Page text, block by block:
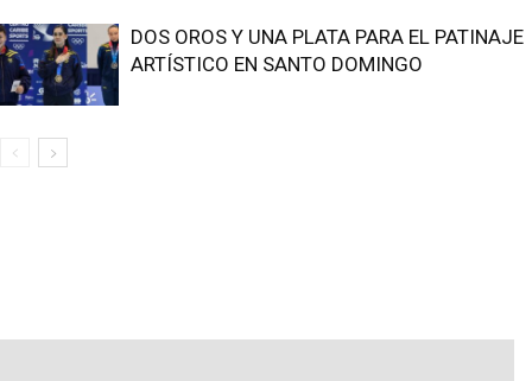
DOS OROS Y UNA PLATA PARA EL PATINAJE
ARTÍSTICO EN SANTO DOMINGO